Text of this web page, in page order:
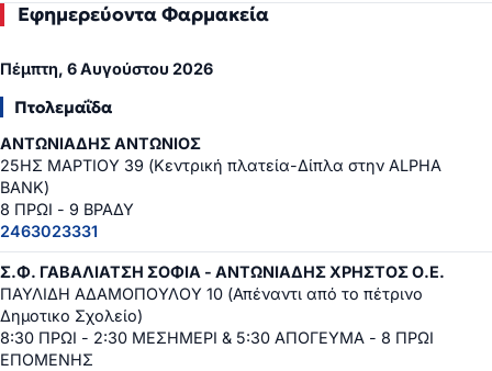
Εφημερεύοντα Φαρμακεία
Πέμπτη, 6 Αυγούστου 2026
Πτολεμαΐδα
ΑΝΤΩΝΙΑΔΗΣ ΑΝΤΩΝΙΟΣ
25ΗΣ ΜΑΡΤΙΟΥ 39 (Κεντρική πλατεία-Δίπλα στην ALPHA
BANK)
8 ΠΡΩΙ - 9 ΒΡΑΔΥ
2463023331
Σ.Φ. ΓΑΒΑΛΙΑΤΣΗ ΣΟΦΙΑ - ΑΝΤΩΝΙΑΔΗΣ ΧΡΗΣΤΟΣ Ο.Ε.
ΠΑΥΛΙΔΗ ΑΔΑΜΟΠΟΥΛΟΥ 10 (Απέναντι από το πέτρινο
Δημοτικο Σχολείο)
8:30 ΠΡΩΙ - 2:30 ΜΕΣΗΜΕΡΙ & 5:30 ΑΠΟΓΕΥΜΑ - 8 ΠΡΩΙ
ΕΠΟΜΕΝΗΣ